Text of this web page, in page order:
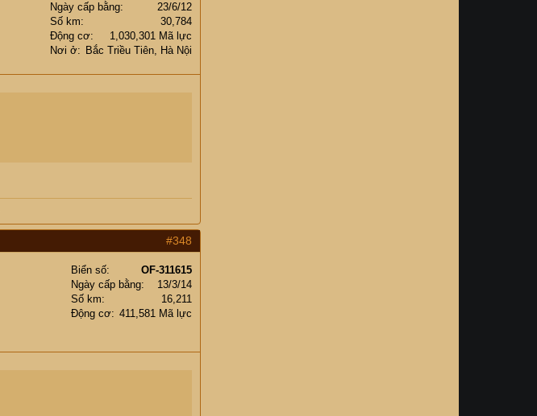
Ngày cấp bằng
23/6/12
Số km
30,784
Động cơ
1,030,301 Mã lực
Nơi ở
Bắc Triều Tiên, Hà Nội
#348
Biển số
OF-311615
Ngày cấp bằng
13/3/14
Số km
16,211
Động cơ
411,581 Mã lực